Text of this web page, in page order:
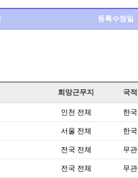
등록수정일
희망근무지 국적
인천 전체 한국
서울 전체 한국
전국 전체 무관
전국 전체 무관